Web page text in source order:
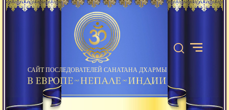
САЙТ ПОСЛЕДОВАТЕЛЕЙ САНАТАНА ДХАРМЫ